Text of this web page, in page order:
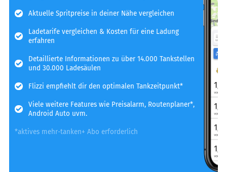
Aktuelle Spritpreise in deiner Nähe vergleichen
Ladetarife vergleichen & Kosten für eine Ladung
erfahren
Detaillierte Informationen zu über 14.000 Tankstellen
und 30.000 Ladesäulen
Flizzi empfiehlt dir den optimalen Tankzeitpunkt*
Viele weitere Features wie Preisalarm, Routenplaner*,
Android Auto uvm.
*aktives mehr-tanken+ Abo erforderlich